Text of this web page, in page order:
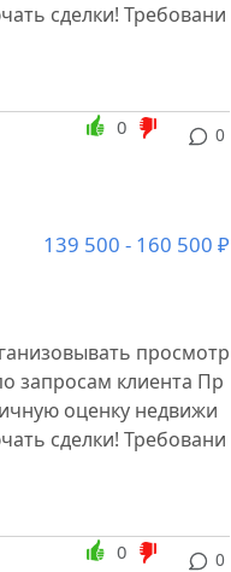
сделки! Требовани
0
0
139 500 - 160 500 ₽
просмотр
запросам клиента Пр
оценку недвижи
сделки! Требовани
0
0